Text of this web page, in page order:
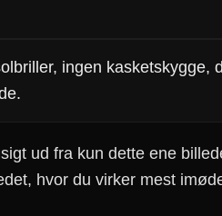
ingen kasketskygge,
ud fra kun dette ene
hvor du virker mest